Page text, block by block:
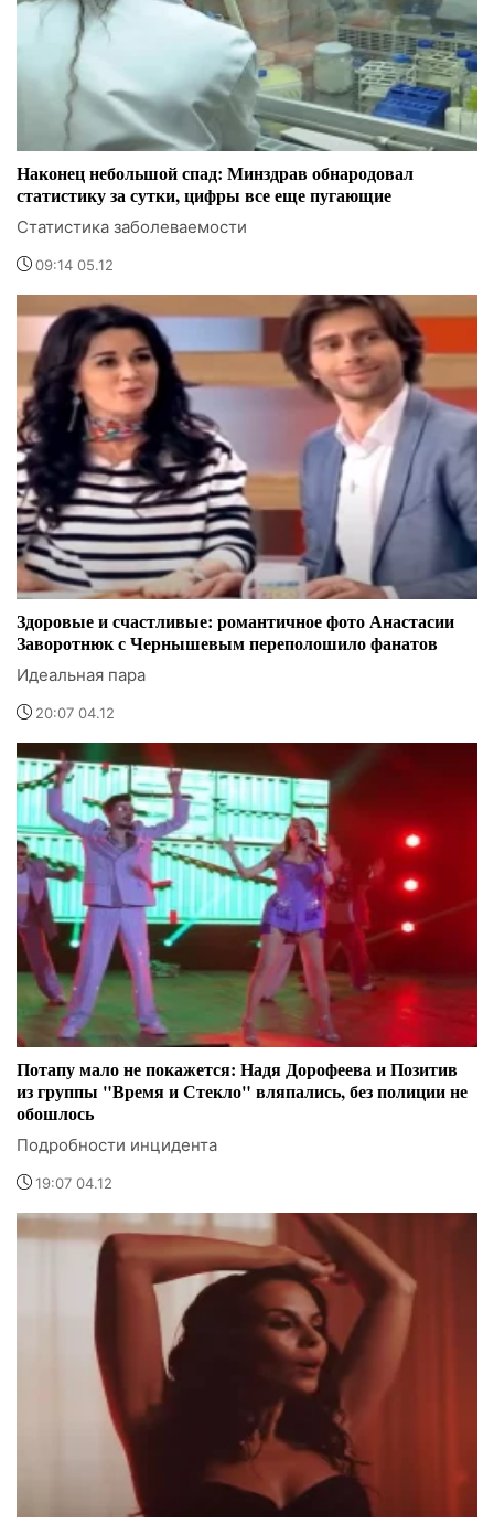
Наконец небольшой спад: Минздрав обнародовал
статистику за сутки, цифры все еще пугающие
Статистика заболеваемости
09:14 05.12
Здоровые и счастливые: романтичное фото Анастасии
Заворотнюк с Чернышевым переполошило фанатов
Идеальная пара
20:07 04.12
Потапу мало не покажется: Надя Дорофеева и Позитив
из группы "Время и Стекло" вляпались, без полиции не
обошлось
Подробности инцидента
19:07 04.12